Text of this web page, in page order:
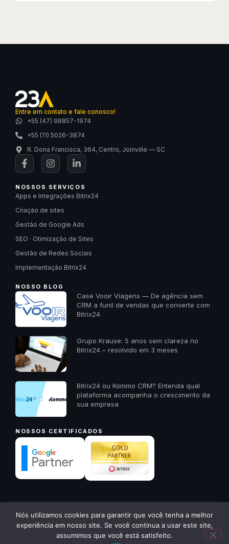
Entre em contato e fale conosco!
+55 (47) 98857-1974
+55 (11) 5026-3874
R. Dona Francisca, 364, Centro, Joinville — SC
NOSSOS SERVIÇOS
Apps e Integrações Bitrix24
Criação de sites
Gestão de Google Ads
SEO · Otimização de Sites
Gestão de Redes Sociais
Implementação Bitrix24
NOSSO BLOG
Case Vooir Viagens — De agência sem
CRM a funil de vendas que converte com
Bitrix24
Grupo Krause: 5 anos sem clareza no
Bitrix24 – resolvido em 3 meses
Bitrix24 ou Kommo CRM? Entenda qual
plataforma acompanha o crescimento da
sua empresa
NOSSOS CERTIFICADOS
© 2026 23A Digital · Todos os direitos reservados ·23a.com.br
Política de PrivacidadeVoltar ao início ↑
Quer receber um diagnóstico
gratuito da sua empresa? Me
✕
Nós utilizamos cookies para garantir que você tenha a melhor
experiência em nosso site. Se você continua a usar este site,
assumimos que você está satisfeito.